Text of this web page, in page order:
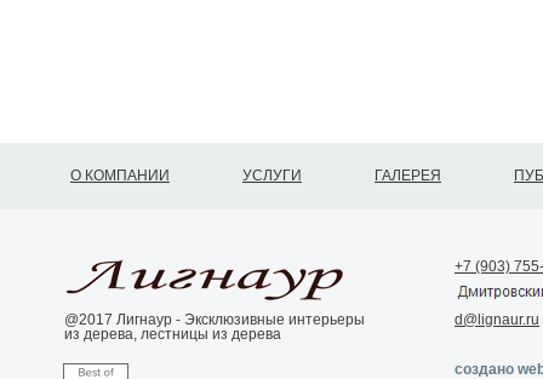
О КОМПАНИИ УСЛУГИ ГАЛЕРЕЯ
@2017 Лигнаур - Эксклюзивные интерьеры
из дерева, лестницы из дерева
+7 (903)
d@lignaur.ru
создано